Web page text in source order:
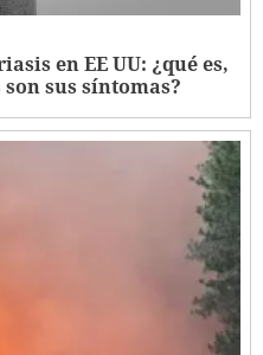
en EE UU: ¿qué es,
sus síntomas?